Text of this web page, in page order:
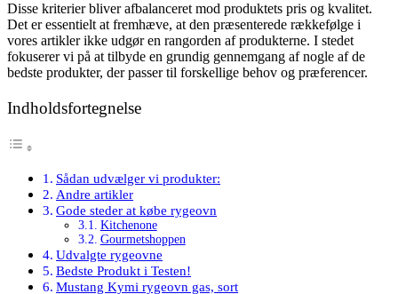
Disse kriterier bliver afbalanceret mod produktets pris og kvalitet.
Det er essentielt at fremhæve, at den præsenterede rækkefølge i
vores artikler ikke udgør en rangorden af produkterne. I stedet
fokuserer vi på at tilbyde en grundig gennemgang af nogle af de
bedste produkter, der passer til forskellige behov og præferencer.
Indholdsfortegnelse
Sådan udvælger vi produkter:
Andre artikler
Gode steder at købe rygeovn
Kitchenone
Gourmetshoppen
Udvalgte rygeovne
Bedste Produkt i Testen!
Mustang Kymi rygeovn gas, sort